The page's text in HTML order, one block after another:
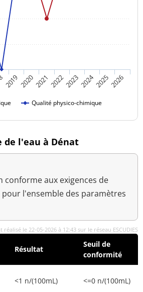
Qualité physico-chimique
20192020202120222023202420252026
de l'eau à Dénat
conforme aux exigences de
l'ensemble des paramètres
réalisé le 22-05-2026 à 12:43 sur le réseau ESCUDIES
Résultat
Seuil de
conformité
<1 n/(100mL) <=0 n/(100mL)